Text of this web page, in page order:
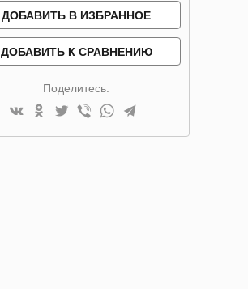
ДОБАВИТЬ В ИЗБРАННОЕ
ДОБАВИТЬ К СРАВНЕНИЮ
Поделитесь: